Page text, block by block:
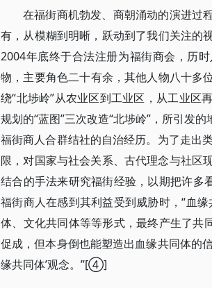
在福街商机勃发、商朝涌动的演进
有，从模糊到明晰，跃动到了我们关注的
2004年底终于合法注册为福街商会，历
物，主要角色二十有余，其他人物八十
绕“北埗岭”从农业区到工业区，从工业区
规划的“蓝图”三次改造“北埗岭”，所引发
福街商人合群结社的自治经历。为了走出
限，对国家与社会关系、古代理念与社
结合的手法来研究福街经验，以期把许
福街商人在感到其利益受到威胁时，“血
体、文化共同体等等形式，最终产生了共
促成，但本身倒也能塑造出血缘共同体的
缘共同体’观念。”[④]